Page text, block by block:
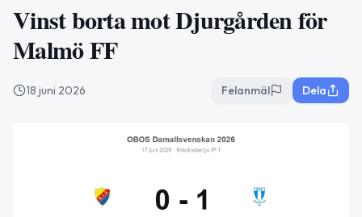
Vinst borta mot Djurgården för
Malmö FF
18 juni 2026 Felanmäl Dela